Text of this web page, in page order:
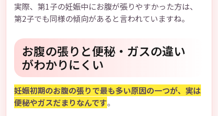
実際、第1子の妊娠中にお腹が張りやすかった方は、
第2子でも同様の傾向があると言われていますね。
お腹の張りと便秘・ガスの違い
がわかりにくい
妊娠初期のお腹の張りで最も多い原因の一つが、実は
便秘やガスだまりなんです。